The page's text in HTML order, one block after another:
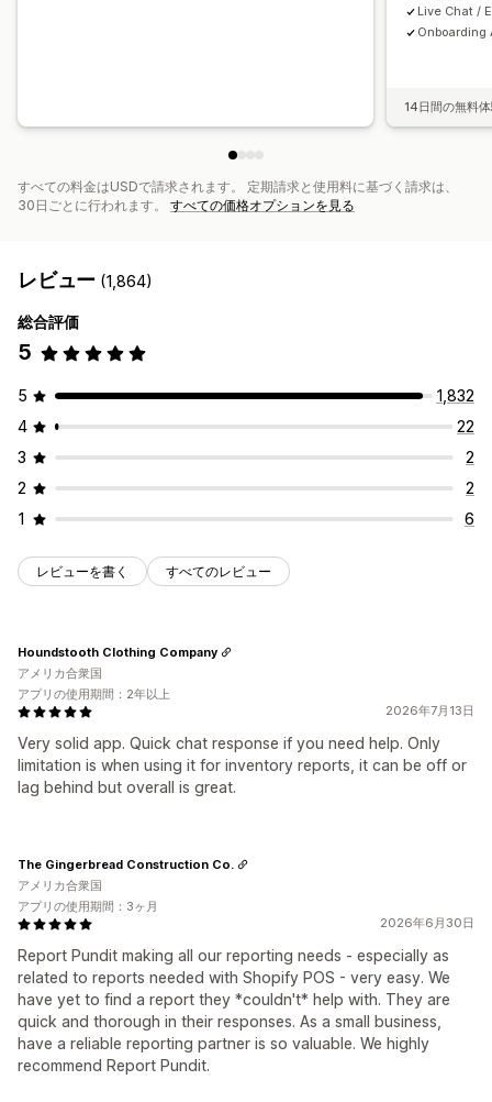
Live Chat /
14日間の無料
すべての料金はUSDで請求されます。 定期請求と使用料に基づく請求は、
30日ごとに行われます。 すべての価格オプションを見る
レビュー (1,864)
総合評価
5
5
1,832
4
22
3
2
2
2
1
6
レビューを書く すべてのレビュー
2026年7月13日
Very solid app. Quick chat response if you need help. Only
limitation is when using it for inventory reports, it can be off or
lag behind but overall is great.
Houndstooth Clothing Company
アメリカ合衆国
アプリの使用期間：2年以上
2026年6月30日
Report Pundit making all our reporting needs - especially as
related to reports needed with Shopify POS - very easy. We
have yet to find a report they *couldn't* help with. They are
quick and thorough in their responses. As a small business,
have a reliable reporting partner is so valuable. We highly
recommend Report Pundit.
The Gingerbread Construction Co.
アメリカ合衆国
アプリの使用期間：3ヶ月